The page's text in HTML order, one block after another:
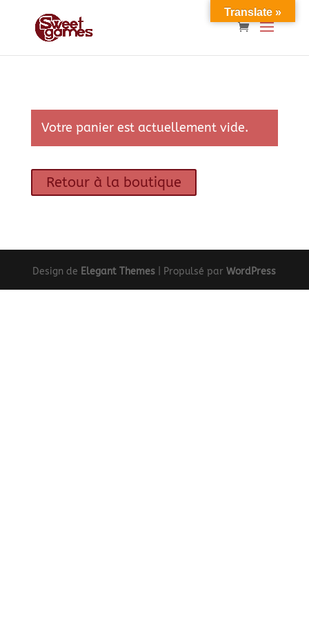
Votre panier est actuellement vide.
Retour à la boutique
Design de Elegant Themes | Propulsé parWordPress
Translate »